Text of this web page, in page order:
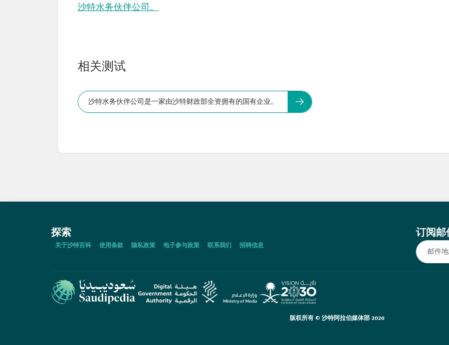
沙特水务伙伴公司。
相关测试
沙特水务伙伴公司是一家由沙特财政部全资拥有的国有企业。
探索
关于沙特百科 使用条款 隐私政策 电子参与政策 联系我们 招聘信息
订阅邮
版权所有 © 沙特阿拉伯媒体部 2026